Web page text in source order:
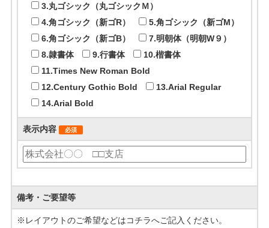
3.丸ゴシック（丸ゴシックＭ）
4.角ゴシック（新ゴR）
5.角ゴシック（新ゴM）
6.角ゴシック（新ゴB）
7.明朝体（明朝W９）
8.隷書体
9.行書体
10.楷書体
11.Times New Roman Bold
12.Century Gothic Bold
13.Arial Regular
14.Arial Bold
表示内容 必須
備考・ご要望等
※レイアウトのご希望などはコチラへご記入ください。